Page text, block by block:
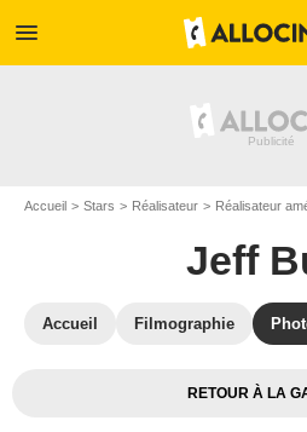
menu
Accueil Stars Réalisateur Réalisateur
Jeff
Accueil Filmographie
RETOUR À LA